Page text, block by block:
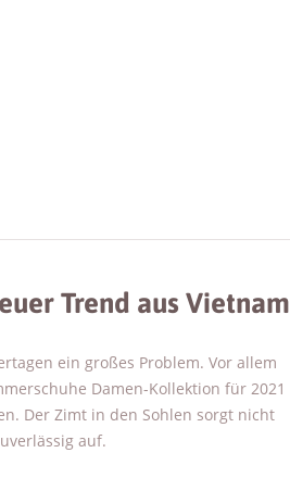
Trend aus Vietnam
ein großes Problem. Vor allem
Damen-Kollektion für 2021
Der Zimt in den Sohlen sorgt nicht
auf.